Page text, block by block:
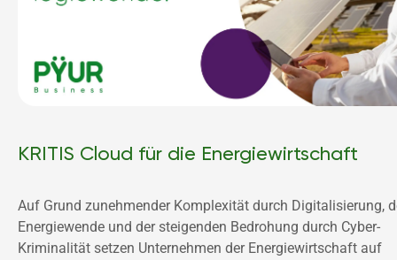
KRITIS Cloud für die Energiewirtschaft
Auf Grund zunehmender Komplexität durch Digitalisierung,
Energiewende und der steigenden Bedrohung durch Cyber-
Kriminalität setzen Unternehmen der Energiewirtschaft auf